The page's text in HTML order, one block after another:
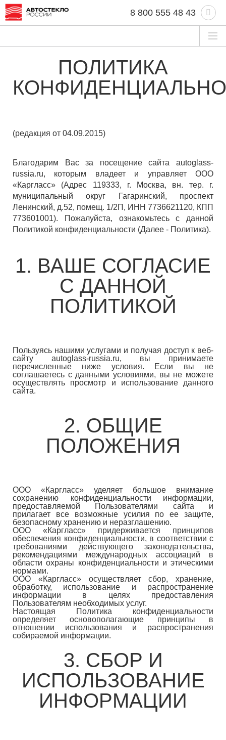
8 800 555 48 43
ПОЛИТИКА
(редакция от 04.09.2015)
Благодарим Вас за посещение сайта autoglass-
russia.ru, которым владеет и управляет ООО
«Каргласс» (Адрес 119333, г. Москва, вн. тер. г.
муниципальный округ Гагаринский, проспект
Ленинский, д.52, помещ. 1/2П, ИНН 7736621120, КПП
773601001). Пожалуйста, ознакомьтесь с данной
Политикой конфиденциальности (Далее - Политика).
1. ВАШЕ СОГЛАСИЕ
С ДАННОЙ
ПОЛИТИКОЙ
Пользуясь нашими услугами и получая доступ к веб-
сайту autoglass-russia.ru, вы принимаете
перечисленные ниже условия. Если вы не
соглашаетесь с данными условиями, вы не можете
осуществлять просмотр и использование данного
сайта.
2. ОБЩИЕ
ПОЛОЖЕНИЯ
ООО «Каргласс» уделяет большое внимание
сохранению конфиденциальности информации,
предоставляемой Пользователями сайта и
прилагает все возможные усилия по ее защите,
безопасному хранению и неразглашению.
ООО «Каргласс» придерживается принципов
обеспечения конфиденциальности, в соответствии с
требованиями действующего законодательства,
рекомендациями международных ассоциаций в
области охраны конфиденциальности и этическими
нормами.
ООО «Каргласс» осуществляет сбор, хранение,
обработку, использование и распространение
информации в целях предоставления
Пользователям необходимых услуг.
Настоящая Политика конфиденциальности
определяет основополагающие принципы в
отношении использования и распространения
собираемой информации.
3. СБОР И
ИСПОЛЬЗОВАНИЕ
ИНФОРМАЦИИ